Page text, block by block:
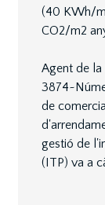
(40 KWh/
CO2/m2
Agent de la
de
gestió de
(ITP) va a